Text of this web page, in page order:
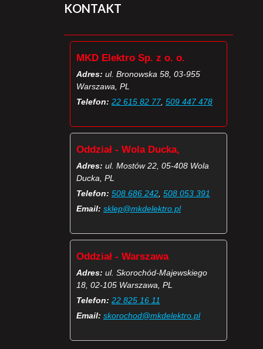
KONTAKT
MKD Elektro Sp. z o. o.
Adres: ul. Bronowska 58, 03-955
Warszawa, PL
Telefon: 22 615 82 77, 509 447 478
Oddział - Wola Ducka,
Adres: ul. Mostów 22, 05-408 Wola
Ducka, PL
Telefon: 508 686 242 508 053 391
Email: sklep@mkdelektro.pl
Oddział - Warszawa
Adres: ul. Skorochód-Majewskiego
18, 02-105 Warszawa, PL
Telefon: 22 825 16 11
Email: skorochod@mkdelektro.pl